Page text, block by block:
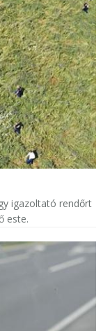
igazoltató rendőrt
este.